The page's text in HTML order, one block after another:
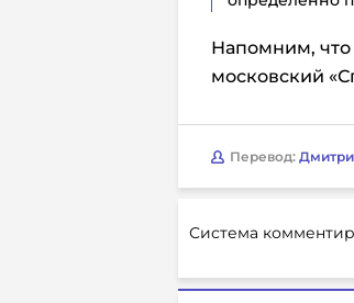
Напомним,
московский
Перевод:
Система